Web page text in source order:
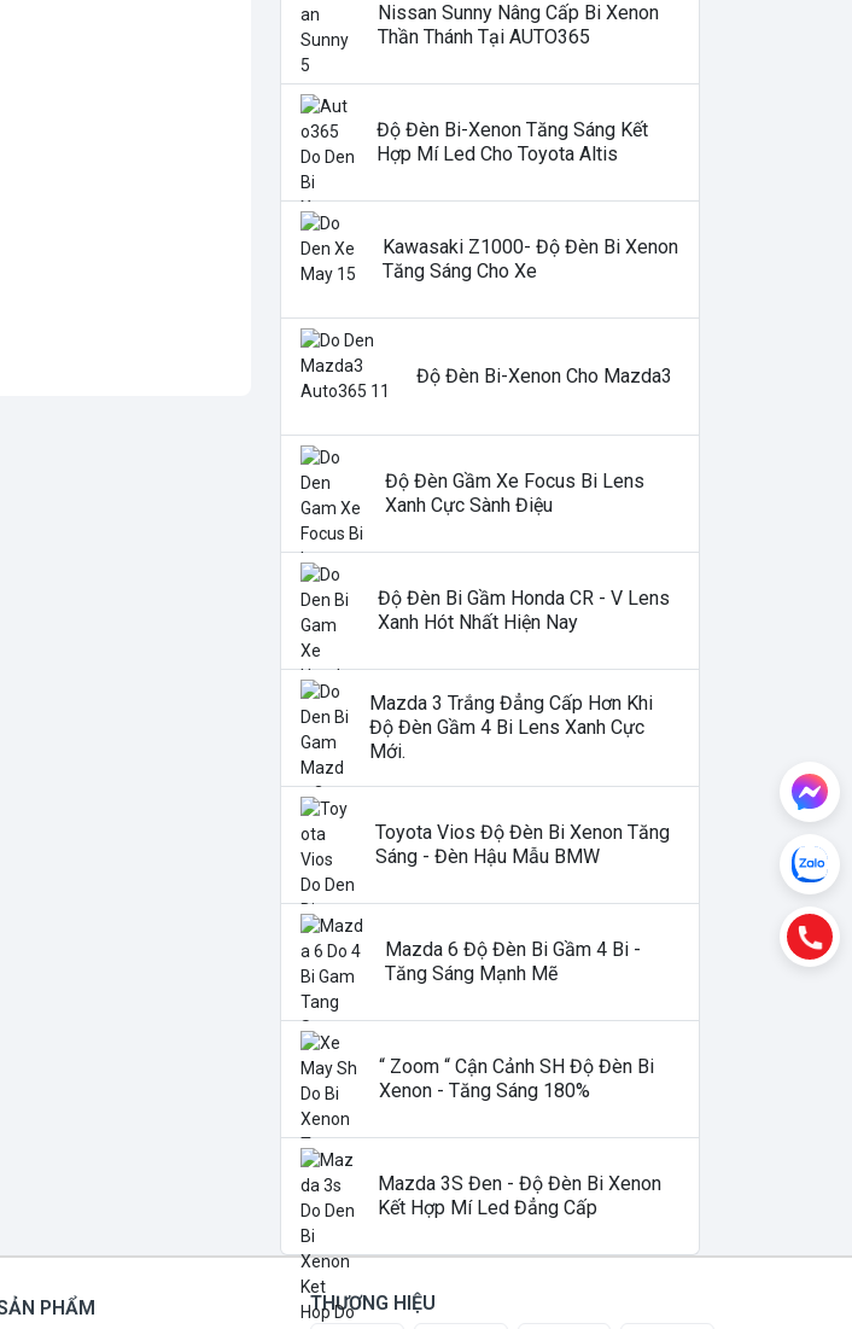
Nissan Sunny Nâng Cấp Bi Xenon
Thần Thánh Tại AUTO365
Độ Đèn Bi-Xenon Tăng Sáng Kết
Hợp Mí Led Cho Toyota Altis
Kawasaki Z1000- Độ Đèn Bi Xenon
Tăng Sáng Cho Xe
Độ Đèn Bi-Xenon Cho Mazda3
Độ Đèn Gầm Xe Focus Bi Lens
Xanh Cực Sành Điệu
Độ Đèn Bi Gầm Honda CR - V Lens
Xanh Hót Nhất Hiện Nay
Mazda 3 Trắng Đẳng Cấp Hơn Khi
Độ Đèn Gầm 4 Bi Lens Xanh Cực
Mới.
Toyota Vios Độ Đèn Bi Xenon Tăng
Sáng - Đèn Hậu Mẫu BMW
Mazda 6 Độ Đèn Bi Gầm 4 Bi -
Tăng Sáng Mạnh Mẽ
“ Zoom “ Cận Cảnh SH Độ Đèn Bi
Xenon - Tăng Sáng 180%
Mazda 3S Đen - Độ Đèn Bi Xenon
Kết Hợp Mí Led Đẳng Cấp
PHẨM THƯƠNG HIỆU